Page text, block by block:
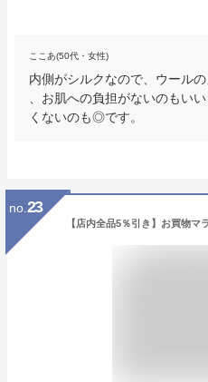
ここあ(50代・女性)
内側がシルクなので、ウール
、お肌への負担がないのもい
くないのも◎です。
no. 23